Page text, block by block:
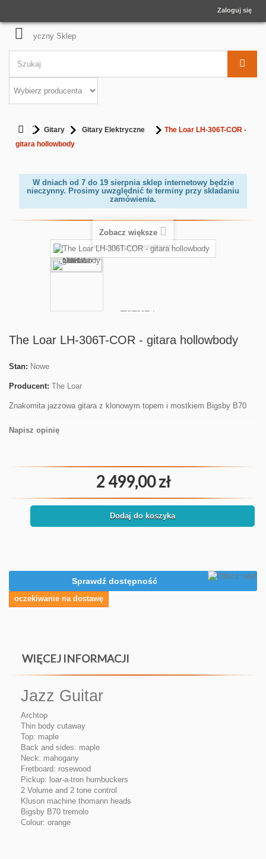
Zaloguj się
Gitary Gitary Elektryczne
The Loar LH-306T-COR -
gitara hollowbody
W dniach od 7 do 19 sierpnia sklep internetowy będzie
nieczynny. Prosimy uwzględnić te terminy przy składaniu
zamówienia.
Zobacz większe
The Loar LH-306T-COR - gitara hollowbody
Stan: Nowe
Producent: The Loar
Znakomita jazzowa gitara z klonowym topem i mostkiem Bigsby B70
Napisz opinię
2 499,00 zł
Dodaj do koszyka
Sprawdź dostępność
oczekiwanie na dostawę
WIĘCEJ INFORMACJI
Jazz Guitar
Archtop
Thin body cutaway
Top: maple
Back and sides: maple
Neck: mahogany
Fretboard: rosewood
Pickup: loar-a-tron humbuckers
2 Volume and 2 tone control
Kluson machine thomann heads
Bigsby B70 tremolo
Colour: orange